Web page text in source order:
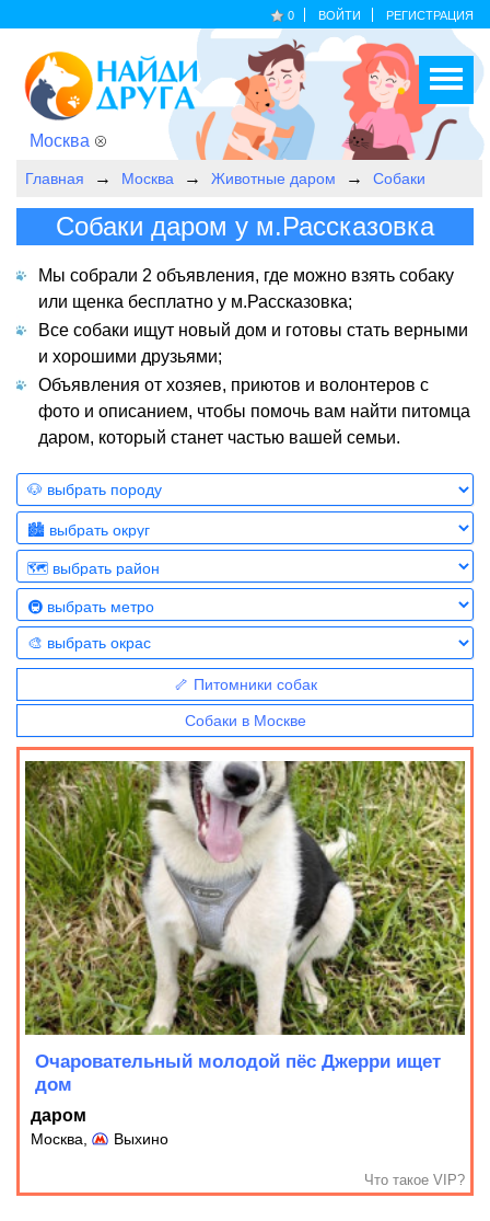
0 ВОЙТИ РЕГИСТРАЦИЯ
Москва
Главная Москва Животные даром Собаки
Собаки даром у м.Рассказовка
Мы собрали 2 объявления, где можно взять собаку
или щенка бесплатно у м.Рассказовка;
Все собаки ищут новый дом и готовы стать верными
и хорошими друзьями;
Объявления от хозяев, приютов и волонтеров с
фото и описанием, чтобы помочь вам найти питомца
даром, который станет частью вашей семьи.
🦴 Питомники собак
Собаки в Москве
Очаровательный молодой пёс Джерри ищет
дом
даром
Москва, Выхино
Что такое VIP?